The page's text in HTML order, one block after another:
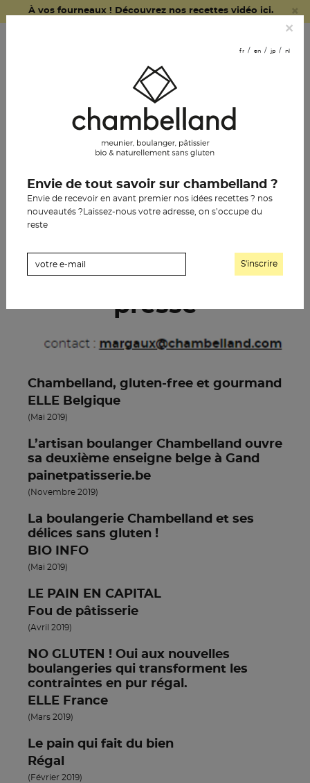
×
À vos fourneaux ! Découvrez nos recettes vidéo ici.
en ligne
presse
Chambelland, gluten-free et gourmand
ELLE Belgique
(Mai 2019)
L’artisan boulanger Chambelland ouvre
sa deuxième enseigne belge à Gand
painetpatisserie.be
(Novembre 2019)
La boulangerie Chambelland et ses
délices sans gluten !
BIO INFO
(Mai 2019)
LE PAIN EN CAPITAL
Fou de pâtisserie
(Avril 2019)
NO GLUTEN ! Oui aux nouvelles
boulangeries qui transforment les
contraintes en pur régal.
ELLE France
(Mars 2019)
Le pain qui fait du bien
Régal
(Février 2019)
×
fr en jp nl
Envie de tout savoir sur chambelland ?
Envie de recevoir en avant premier nos idées recettes ? nos
nouveautés ?Laissez-nous votre adresse, on s’occupe du
reste